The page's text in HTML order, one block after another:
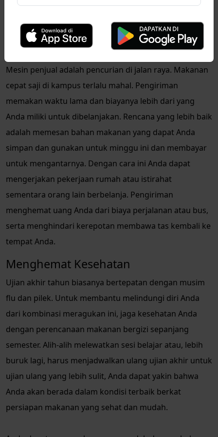
minggu saat itu.
Menghemat Uang
Mesin penjual adalah pencurian di jalan raya. Makanan
cepat saji di kampus terlalu mahal. Pengiriman
memakan waktu lama dan biayanya lebih dari yang
Anda miliki untuk dibelanjakan. Rencana yang lebih baik
adalah memesan bahan makanan yang dapat Anda
simpan dan gunakan untuk minggu ini dan membayar
untuk mengantarnya. Dengan cara ini Anda dapat
mengerjakan pekerjaan rumah atau istirahat
sementara orang lain berbelanja. Pengiriman
menghemat uang Anda dari biaya perjalanan atau bus,
serta menghindari kerepotan membawa tas kembali ke
tempat Anda.
Menghemat Kesehatan
Ujian akhir tahun biasanya bertepatan dengan musim
flu dan pilek. Untuk membantu melindungi diri Anda
dari kombinasi meragukan ini, jaga kesehatan Anda
dengan perencanaan makanan bergizi sepanjang
semester. Alih-alih melewatkan sesi belajar atau, lebih
buruk lagi, harus menjadwalkan ulang ujian akhir untuk
ujian ulang yang lebih sulit, Anda dapat yakin bahwa
Anda akan berada dalam kondisi terbaik berkat
persiapan makanan yang sehat dan mudah.